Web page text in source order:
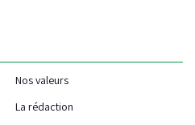
Nos valeurs
La rédaction